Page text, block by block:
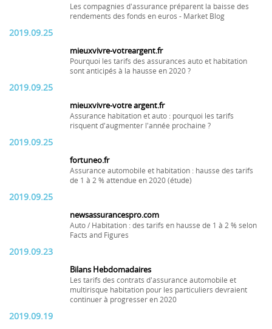
Les compagnies d'assurance préparent la baisse des
rendements des fonds en euros - Market Blog
2019.09.25
mieuxvivre-votreargent.fr
Pourquoi les tarifs des assurances auto et habitation
sont anticipés à la hausse en 2020 ?
2019.09.25
mieuxvivre-votre argent.fr
Assurance habitation et auto : pourquoi les tarifs
risquent d'augmenter l'année prochaine ?
2019.09.25
fortuneo.fr
Assurance automobile et habitation : hausse des tarifs
de 1 à 2 % attendue en 2020 (étude)
2019.09.25
newsassurancespro.com
Auto / Habitation : des tarifs en hausse de 1 à 2 % selon
Facts and Figures
2019.09.23
Bilans Hebdomadaires
Les tarifs des contrats d'assurance automobile et
multirisque habitation pour les particuliers devraient
continuer à progresser en 2020
2019.09.19